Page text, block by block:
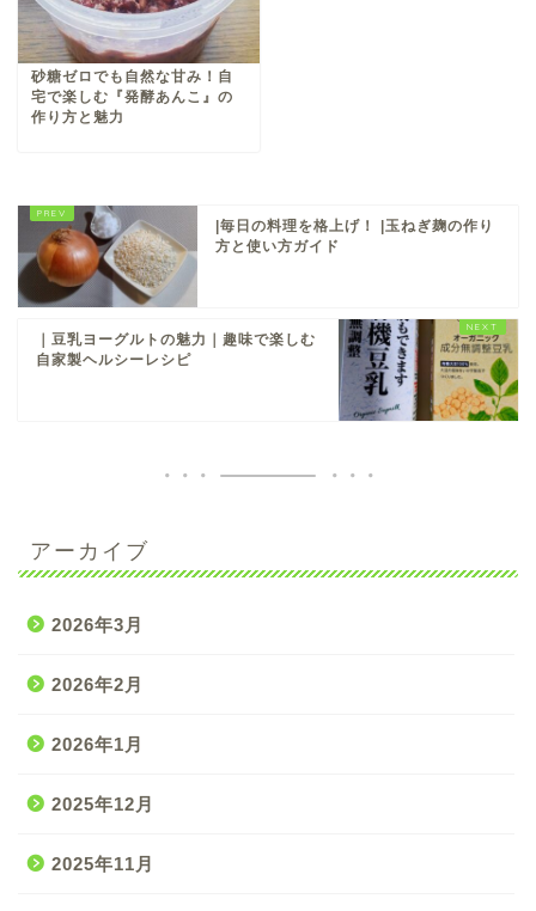
砂糖ゼロでも自然な甘み！自
宅で楽しむ『発酵あんこ』の
作り方と魅力
|毎日の料理を格上げ！ |玉ねぎ麹の作り
方と使い方ガイド
｜豆乳ヨーグルトの魅力｜趣味で楽しむ
自家製ヘルシーレシピ
アーカイブ
2026年3月
2026年2月
2026年1月
2025年12月
2025年11月